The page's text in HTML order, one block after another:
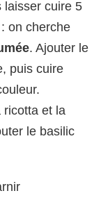
laisser cuire 5
on cherche
. Ajouter le
puis cuire
ricotta et la
le basilic